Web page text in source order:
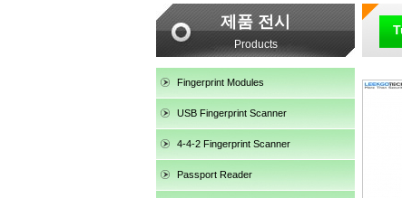
제품 전시
Products
Fingerprint Modules
USB Fingerprint Scanner
4-4-2 Fingerprint Scanner
Passport Reader